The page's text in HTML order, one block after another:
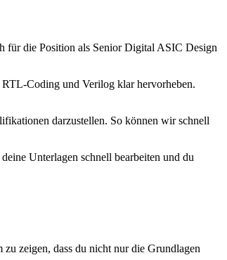
für die Position als Senior Digital ASIC Design
Coding und Verilog klar hervorheben.
darzustellen. So können wir schnell
Unterlagen schnell bearbeiten und du
zeigen, dass du nicht nur die Grundlagen